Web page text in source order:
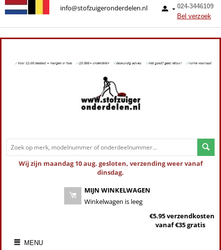
024-3446109
Bel verzoek
info@stofzuigeronderdelen.nl
Wij zijn maandag 10 aug. gesloten, verzending weer vanaf
dinsdag.
MIJN WINKELWAGEN
Winkelwagen is leeg
€5.95 verzendkosten
vanaf €35 gratis
MENU